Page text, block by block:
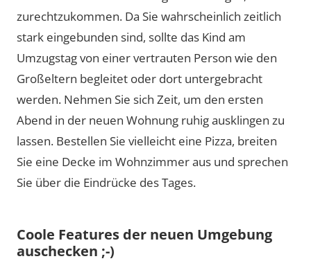
zurechtzukommen. Da Sie wahrscheinlich zeitlich
stark eingebunden sind, sollte das Kind am
Umzugstag von einer vertrauten Person wie den
Großeltern begleitet oder dort untergebracht
werden. Nehmen Sie sich Zeit, um den ersten
Abend in der neuen Wohnung ruhig ausklingen zu
lassen. Bestellen Sie vielleicht eine Pizza, breiten
Sie eine Decke im Wohnzimmer aus und sprechen
Sie über die Eindrücke des Tages.
Coole Features der neuen Umgebung
auschecken ;-)